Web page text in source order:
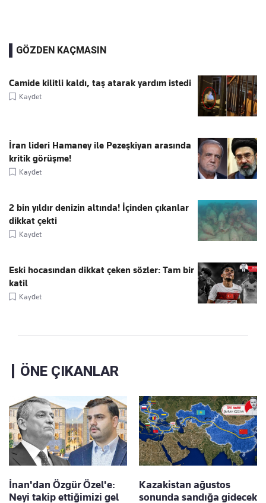
GÖZDEN KAÇMASIN
Camide kilitli kaldı, taş atarak yardım istedi
Kaydet
İran lideri Hamaney ile Pezeşkiyan arasında
kritik görüşme!
Kaydet
2 bin yıldır denizin altında! İçinden çıkanlar
dikkat çekti
Kaydet
Eski hocasından dikkat çeken sözler: Tam bir
katil
Kaydet
ÖNE ÇIKANLAR
İnan'dan Özgür Özel'e:
Neyi takip ettiğimizi gel
Kazakistan ağustos
sonunda sandığa gidecek